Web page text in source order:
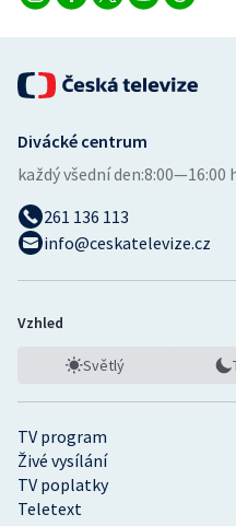
Volejbal
TV program
Živé vysílání
TV poplatky
Teletext
Divácké centrum
každý všední den:8:00—16:00
261 136 113
info@ceskatelevize.cz
Vzhled
Světlý